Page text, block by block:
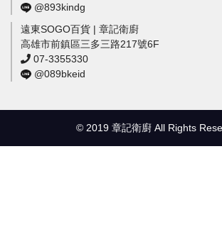
@893kindg
遠東SOGO百貨 | 章記衛廚
高雄市前鎮區三多三路217號6F
07-3355330
@089bkeid
© 2019 章記衛廚 All Rights